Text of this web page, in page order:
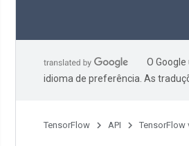
O
idioma de preferência. As
TensorFlow API TensorFlow